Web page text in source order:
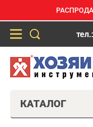
КАТАЛОГ